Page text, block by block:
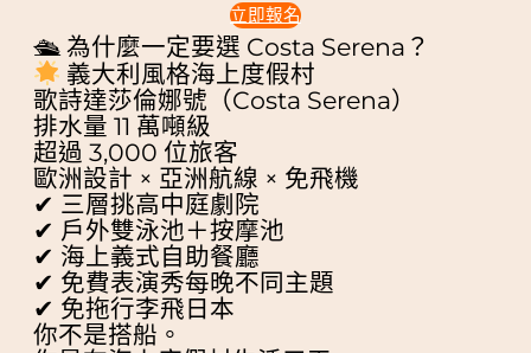
立即報名
🛳 為什麼一定要選 Costa Serena？
義大利風格海上度假村
歌詩達莎倫娜號（Costa Serena）
排水量 11 萬噸級
超過 3,000 位旅客
歐洲設計 × 亞洲航線 × 免飛機
✔ 三層挑高中庭劇院
✔ 戶外雙泳池＋按摩池
✔ 海上義式自助餐廳
✔ 免費表演秀每晚不同主題
✔ 免拖行李飛日本
你不是搭船。